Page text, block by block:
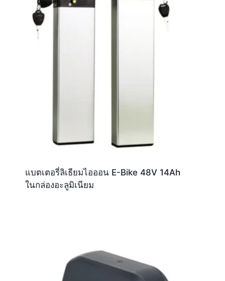
แบตเตอรี่ลิเธียมไอออน E-Bike 48V 14Ah
ในกล่องอะลูมิเนียม